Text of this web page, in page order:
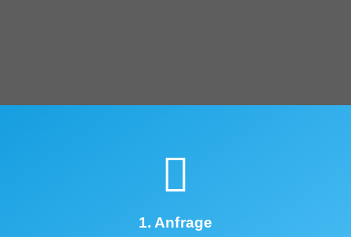
1. Anfrage